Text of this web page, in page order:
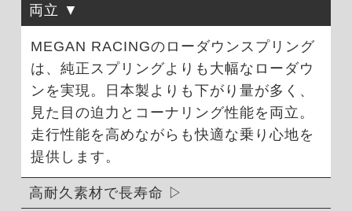
両立
MEGAN RACINGのローダウンスプリング
は、純正スプリングよりも大幅なローダウ
ンを実現。日本製よりも下がり量が多く、
見た目の迫力とコーナリング性能を両立。
走行性能を高めながらも快適な乗り心地を
提供します。
高耐久素材で長寿命